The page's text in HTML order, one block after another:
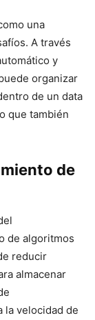
una
A través
y
organizar
de un data
que también
de
de algoritmos
reducir
almacenar
la velocidad de